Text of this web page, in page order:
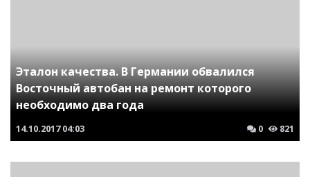
Эталон качества. В Германии обвалился
Восточный автобан на ремонт которого
необходимо два года
14.10.2017 04:03 0 821